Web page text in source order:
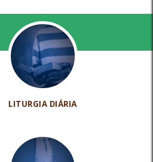
LITURGIA DIÁRIA